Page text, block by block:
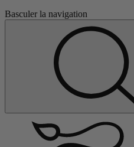
Basculer la navigation